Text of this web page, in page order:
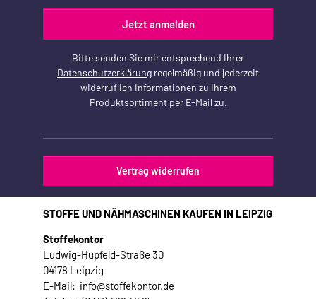
Jetzt anmelden
Bitte senden Sie mir entsprechend Ihrer
Datenschutzerklärung regelmäßig und jederzeit
widerruflich Informationen zu Ihrem
Produktsortiment per E-Mail zu.
Vertrag widerrufen
STOFFE UND NÄHMASCHINEN KAUFEN IN LEIPZIG
Stoffekontor
Ludwig-Hupfeld-Straße 30
04178 Leipzig
E-Mail: info@stoffekontor.de